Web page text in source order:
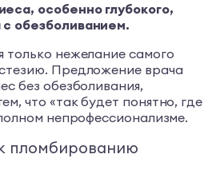
особенно глубокого,
обезболиванием.
только нежелание самого
Предложение врача
без обезболивания,
что «так будет понятно, где
непрофессионализме.
пломбированию